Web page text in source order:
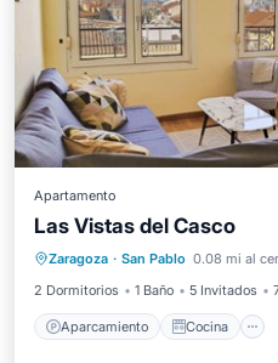
Apartamento
Las Vistas del Casco
Zaragoza · San Pablo 0.08 mi al
2 Dormitorios
1 Baño 5 Invitados
Aparcamiento Cocina
Aparcamiento
Aire acondicionado